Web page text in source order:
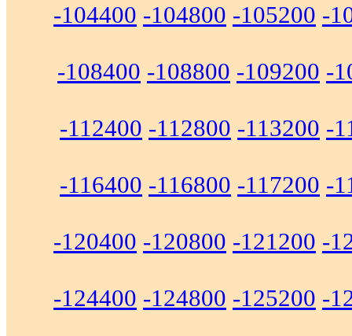
-104400 -104800 -105200 -
-108400 -108800 -109200 -
-112400 -112800 -113200 -
-116400 -116800 -117200 -
-120400 -120800 -121200 -
-124400 -124800 -125200 -